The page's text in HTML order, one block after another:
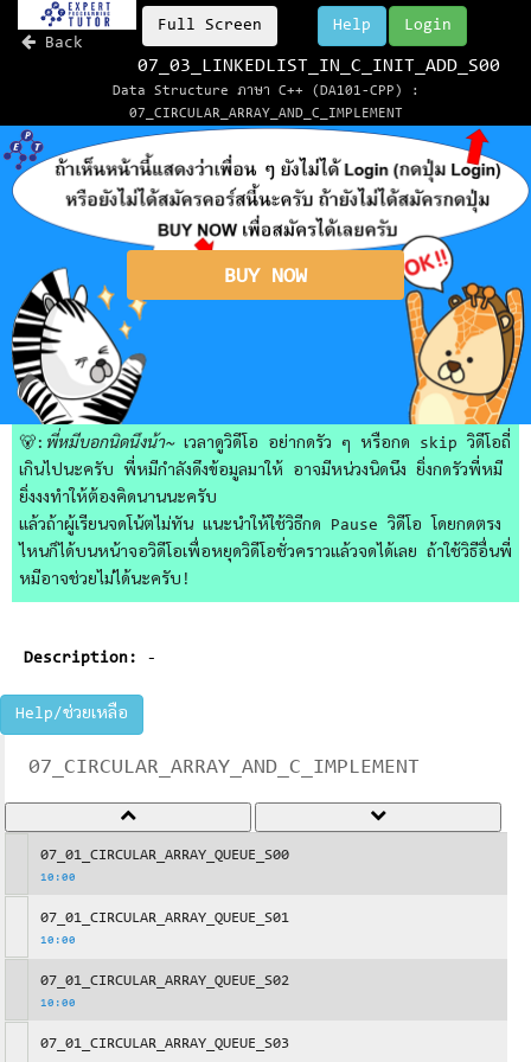
Back
Full Screen Login
Help
07_03_LINKEDLIST_IN_C_INIT_ADD_S00
Data Structure ภาษา C++ (DA101-CPP) :
07_CIRCULAR_ARRAY_AND_C_IMPLEMENT
BUY NOW
🐻: พี่หมีบอกนิดนึงน้า~เวลาดูวิดีโอ อย่ากดรัว ๆ หรือกด skip วิดีโอถี่
เกินไปนะครับ พี่หมีกำลังดึงข้อมูลมาให้ อาจมีหน่วงนิดนึง ยิ่งกดรัวพี่หมี
ยิ่งงงทำให้ต้องคิดนานนะครับ
แล้วถ้าผู้เรียนจดโน้ตไม่ทัน แนะนำให้ใช้วิธีกด Pause วิดีโอ โดยกดตรง
ไหนก็ได้บนหน้าจอวิดีโอเพื่อหยุดวิดีโอชั่วคราวแล้วจดได้เลย ถ้าใช้วิธีอื่นพี่
หมีอาจช่วยไม่ได้นะครับ!
Description: -
Help/ช่วยเหลือ
07_CIRCULAR_ARRAY_AND_C_IMPLEMENT
07_01_CIRCULAR_ARRAY_QUEUE_S00
10:00
07_01_CIRCULAR_ARRAY_QUEUE_S01
10:00
07_01_CIRCULAR_ARRAY_QUEUE_S02
10:00
07_01_CIRCULAR_ARRAY_QUEUE_S03